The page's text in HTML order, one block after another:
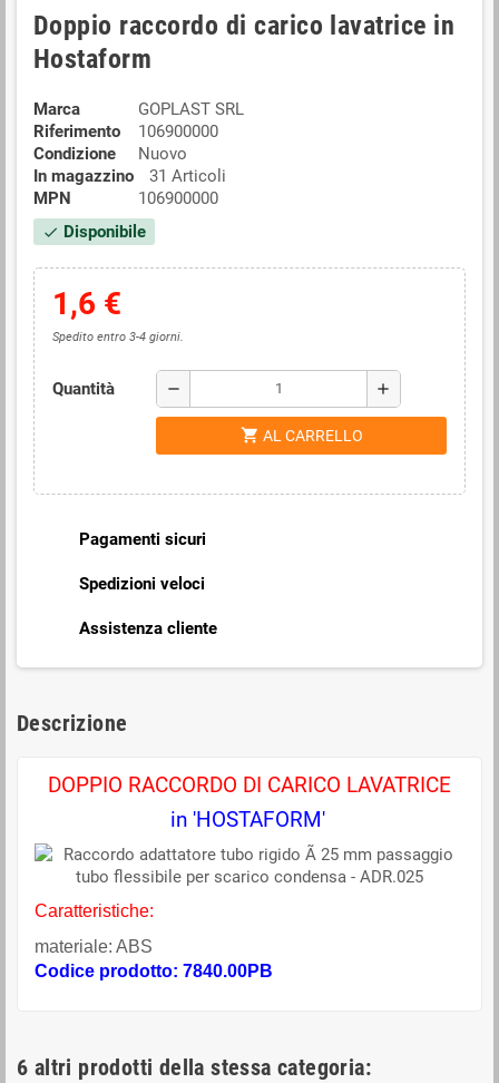
Doppio raccordo di carico lavatrice in
Hostaform
Marca
GOPLAST SRL
Riferimento
106900000
Condizione
Nuovo
In magazzino
31 Articoli
MPN
106900000
check Disponibile
1,6 €
Spedito entro 3-4 giorni.
Quantità remove add
shopping_cart AL CARRELLO
Pagamenti sicuri
Spedizioni veloci
Assistenza cliente
Descrizione
DOPPIO RACCORDO DI CARICO LAVATRICE
in 'HOSTAFORM'
Caratteristiche:
materiale: ABS
Codice prodotto: 7840.00PB
6 altri prodotti della stessa categoria: